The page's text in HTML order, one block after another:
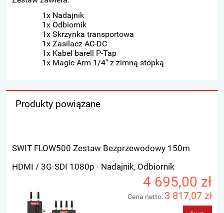
1x Nadajnik
1x Odbiornik
1x Skrzynka transportowa
1x Zasilacz AC-DC
1x Kabel barell P-Tap
1x Magic Arm 1/4" z zimną stopką
Produkty powiązane
SWIT FLOW500 Zestaw Bezprzewodowy 150m
HDMI / 3G-SDI 1080p - Nadajnik, Odbiornik
4 695,00 zł
Cena netto: 3 817,07 zł